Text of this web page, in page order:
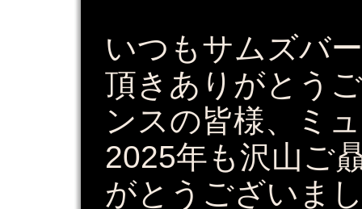
いつもサムズバ
頂きありがとう
ンスの皆様、ミ
2025年も沢山ご
がとうございま